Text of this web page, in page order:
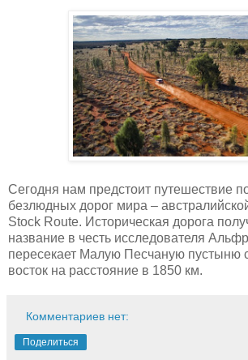
Сегодня нам предстоит путешествие
безлюдных дорог мира –
Stock Route. Историческая дорога
название в честь исследователя
пересекает Малую Песчаную пустыню
восток на расстояние в 1850 км.
Комментариев нет:
Поделиться